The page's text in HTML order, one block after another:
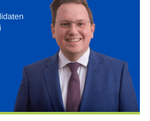
mia“
Schule